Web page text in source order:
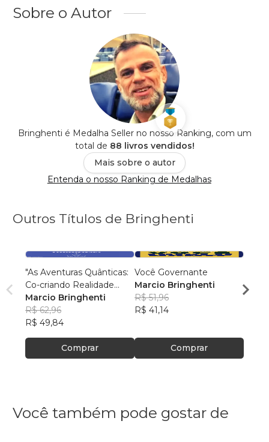
Sobre o Autor
Bringhenti é Medalha Seller no nosso Ranking, com um
total de 88 livros vendidos!
Mais sobre o autor
Entenda o nosso Ranking de Medalhas
Outros Títulos de Bringhenti
"As Aventuras Quânticas:
Co-criando Realidade
com a Bíblia"
Marcio Bringhenti
R$ 62,96
R$ 49,84
Comprar
Você Governante
Marcio Bringhenti
R$ 51,96
R$ 41,14
Comprar
para
Você também pode gostar de